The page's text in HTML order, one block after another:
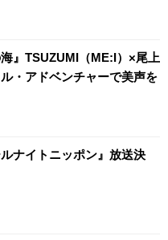
海』TSUZUMI（ME:I）×尾上
・アドベンチャーで美声を
ルナイトニッポン』放送決